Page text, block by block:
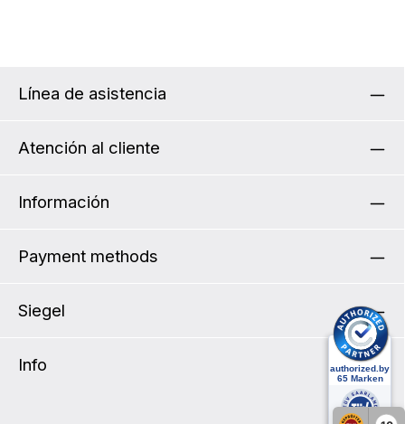
Línea de asistencia
Atención al cliente
Información
Payment methods
Siegel
Info